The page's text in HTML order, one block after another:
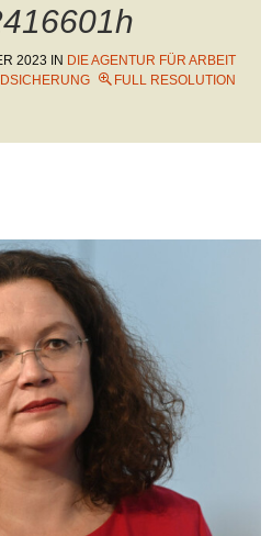
2023 IN DIE AGENTUR FÜR ARBEIT
FULL RESOLUTION